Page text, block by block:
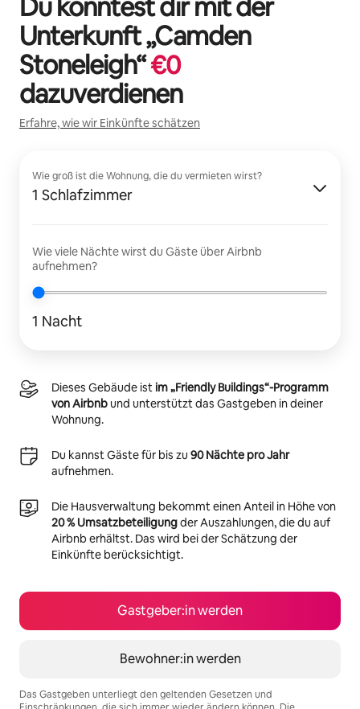
Du könntest dir mit der
Unterkunft „Camden
Stoneleigh“€0
dazuverdienen
Erfahre, wie wir Einkünfte schätzen
Wie groß ist die Wohnung, die du vermieten wirst?
1 Schlafzimmer
Wie viele Nächte wirst du Gäste über Airbnb
aufnehmen?
1 Nacht
Dieses Gebäude istim „Friendly Buildings“-Programm
von Airbnbund unterstützt das Gastgeben in deiner
Wohnung.
Du kannst Gäste für bis zu 90 Nächte pro Jahr
aufnehmen.
Die Hausverwaltung bekommt einen Anteil in Höhe von
20 % Umsatzbeteiligungder Auszahlungen, die du auf
Airbnb erhältst. Das wird bei der Schätzung der
Einkünfte berücksichtigt.
Gastgeber:in werden
Bewohner:in werden
Das Gastgeben unterliegt den geltenden Gesetzen und